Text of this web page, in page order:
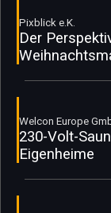
Pixblick e.K.
Der
Welcon Europe
230-Volt-
Eigenheime